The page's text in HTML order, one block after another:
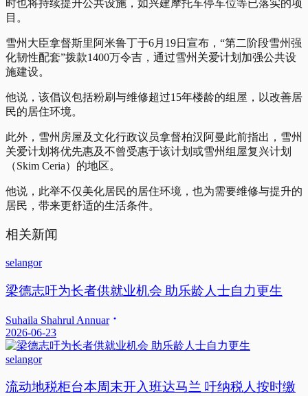
时也将持续提升公共设施，如兴建摩托车停车位等已落实的项
目。
雪州大臣拿督斯里阿米鲁丁于6月19日宣布，“第二阶段雪州强
化韧性配套”拨款1400万令吉，通过雪州关爱计划加强公共设
施建设。
他说，该倡议包括粉刷与维修超过15年楼龄的组屋，以改善居
民的居住环境。
此外，雪州房屋及文化行政议员拿督柏汉阿曼此前指出，雪州
关爱计划将优先惠及不曾受惠于该计划或雪州组屋复兴计划
（Skim Ceria）的地区。
他说，此举不仅美化居民的居住环境，也为需要维修与提升的
居民，带来更舒适的生活条件。
相关新闻
selangor
梁德志吁为长者供就业机会 助乐龄人士自力更生
Suhaila Shahrul Annuar
2026-06-23
selangor
流动地税柜台本周末开入班达马兰 吁纳税人按时缴